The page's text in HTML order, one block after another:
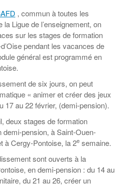
« Parcours d’exils
»
Recyclivre
l’illettrisme
l’info
délégué.es
, commun à toutes les
Ligue de l’enseignement, on
sur les stages de formation
pendant les vacances de
général est programmé en
de six jours, on peut
« animer et créer des jeux
17 au 22 février, (demi-pension).
deux stages de formation
pension, à Saint-Ouen-
à Cergy-Pontoise, la 2e semaine.
sont ouverts à la
en demi-pension : du 14 au
du 21 au 26, créer un